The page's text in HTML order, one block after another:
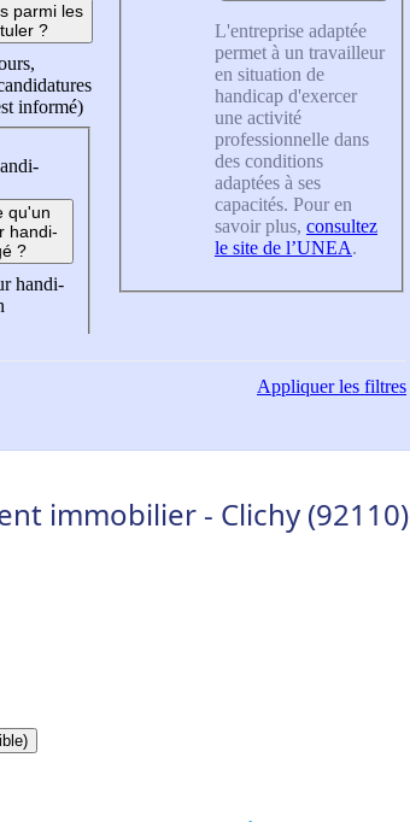
parmi les
?
informé)
qu'un
handi-
?
handi-
L'entreprise adaptée
permet à un travailleur
en situation de
handicap d'exercer
une activité
professionnelle dans
des conditions
adaptées à ses
capacités. Pour en
savoir plus, consultez
le site de l’UNEA.
Appliquerles filtres
immobilier - Clichy (92110)